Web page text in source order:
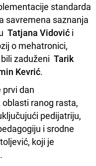
standarda
savremena saznanja
Tatjana Vidović i
o mehatronici,
zaduženi Tarik
Kevrić.
prvi dan
ranog rasta,
pedijatriju,
i srodne
koji je